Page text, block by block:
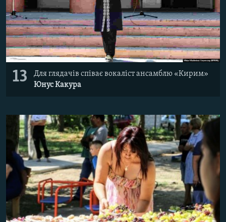
13
Для глядачів співає вокаліст ансамблю «Кирим»
Юнус Какура